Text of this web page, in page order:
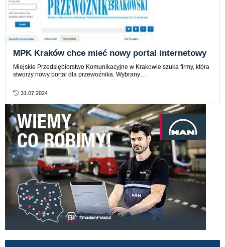
MPK Kraków chce mieć nowy portal internetowy
Miejskie Przedsiębiorstwo Komunikacyjne w Krakowie szuka firmy, która
stworzy nowy portal dla przewoźnika. Wybrany…
31.07.2024